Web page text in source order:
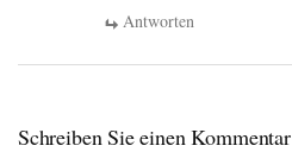
Antworten
Schreiben Sie einen Kommentar